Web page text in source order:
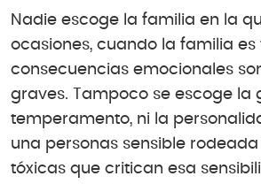
Nadie escoge la familia en la
ocasiones, cuando la familia es
consecuencias emocionales
graves. Tampoco se escoge la
temperamento, ni la
una personas sensible
tóxicas que critican esa